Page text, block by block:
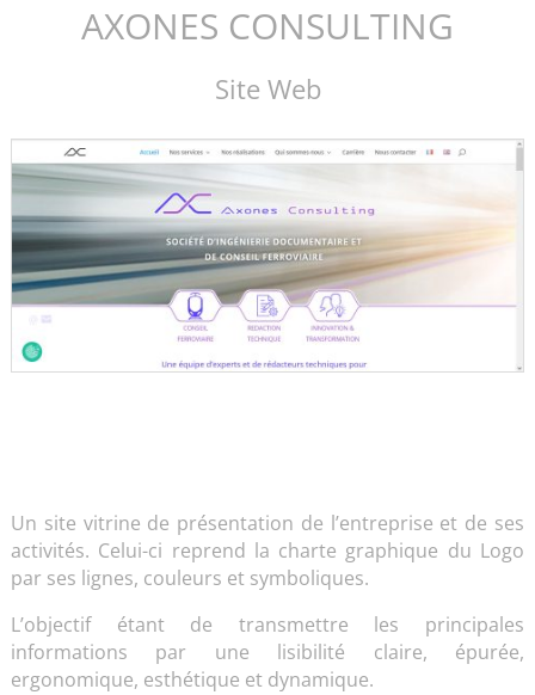
AXONES CONSULTING
Site Web
Un site vitrine de présentation de l’entreprise et de ses
activités. Celui-ci reprend la charte graphique du Logo
par ses lignes, couleurs et symboliques.
L’objectif étant de transmettre les principales
informations par une lisibilité claire, épurée,
ergonomique, esthétique et dynamique.